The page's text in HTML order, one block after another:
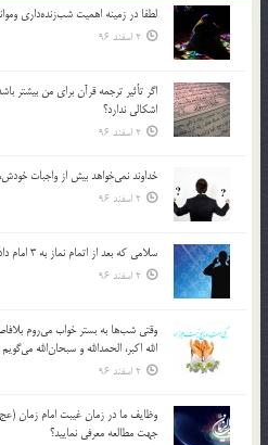
لطفا در زمينه اهميت شب‌زنده‌داري
2 اسفند 96
اگر تأثير ترجمه قرآن براي من بيشتر
اشكالي ندارد؟
2 اسفند 96
خداوند نمي‌خواهد بيش از واجبات
2 اسفند 96
سلامي كه بعد از اتمام نماز به 3 امام داده مي‌شود منشأ آن چيست؟
2 اسفند 96
وقتي شب‌ها به بستر خواب مي‌روم
الله اكبر، الحمدالله و سبحان‌الله
2 اسفند 96
وظايف ما در زمان غيبت امام زمان
جهت مطالعه معرفي نماييد؟